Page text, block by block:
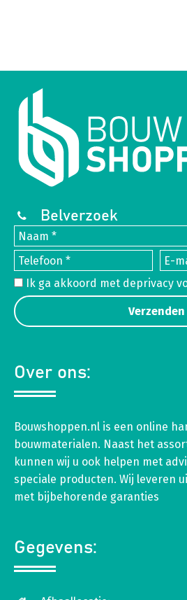
Belverzoek
Ik ga akkoord met deprivacy
Over ons:
Bouwshoppen.nl is een online
bouwmaterialen. Naast het
kunnen wij u ook helpen met
speciale producten. Wij leveren
met bijbehorende garanties
Gegevens: